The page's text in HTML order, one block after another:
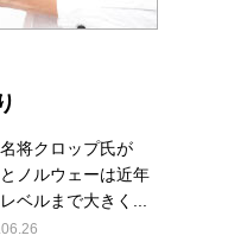
将クロップ氏が
とノルウェーは近年
ベルまで大きく...